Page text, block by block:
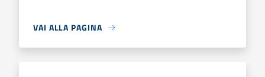
VAI ALLA PAGINA